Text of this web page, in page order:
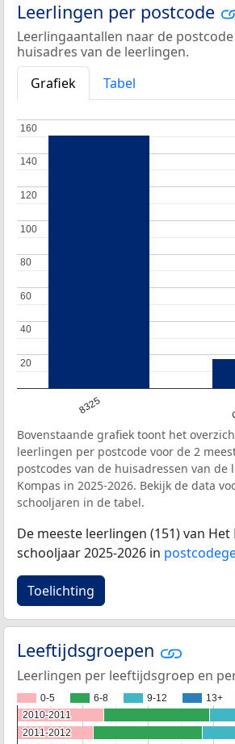
Leerlingen per postcode
Leerlingaantallen naar de
huisadres van de leerlingen.
Grafiek
Tabel
8325
20
20
40
40
60
60
80
80
100
100
120
120
140
140
160
160
Bovenstaande grafiek toont het
leerlingen per postcode voor de 2
postcodes van de huisadressen van de
Kompas in 2025-2026. Bekijk de data
schooljaren in de tabel.
De meeste leerlingen (151) van
schooljaar 2025-2026 in
Toelichting
Leeftijdsgroepen
Leerlingen per leeftijdsgroep en
0-5 6-8 9-12 13+
2010-2011
2010-2011
2011-2012
2011-2012